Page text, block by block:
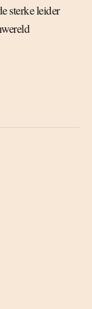
sterke leider